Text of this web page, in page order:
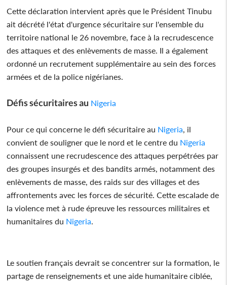
Cette déclaration intervient après que le Président Tinubu
ait décrété l'état d'urgence sécuritaire sur l'ensemble du
territoire national le 26 novembre, face à la recrudescence
des attaques et des enlèvements de masse. Il a également
ordonné un recrutement supplémentaire au sein des forces
armées et de la police nigérianes.
Défis sécuritaires au Nigeria
Pour ce qui concerne le défi sécuritaire au Nigeria, il
convient de souligner que le nord et le centre du Nigeria
connaissent une recrudescence des attaques perpétrées par
des groupes insurgés et des bandits armés, notamment des
enlèvements de masse, des raids sur des villages et des
affrontements avec les forces de sécurité. Cette escalade de
la violence met à rude épreuve les ressources militaires et
humanitaires du Nigeria.
Le soutien français devrait se concentrer sur la formation, le
partage de renseignements et une aide humanitaire ciblée,